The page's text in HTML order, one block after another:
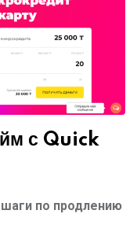
с Quick
по продлению